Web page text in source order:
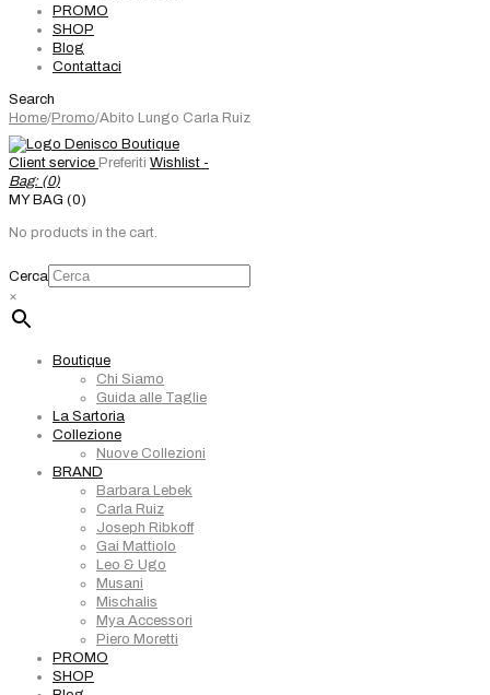
PROMO
SHOP
Blog
Contattaci
Search
Home/Promo/Abito Lungo Carla Ruiz
Client service Preferiti Wishlist -
Bag: (0)
MY BAG (0)
No products in the cart.
Cerca
×
Boutique
Chi Siamo
Guida alle Taglie
La Sartoria
Collezione
Nuove Collezioni
BRAND
Barbara Lebek
Carla Ruiz
Joseph Ribkoff
Gai Mattiolo
Leo & Ugo
Musani
Mischalis
Mya Accessori
Piero Moretti
PROMO
SHOP